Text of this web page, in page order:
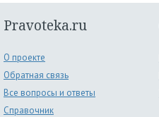
Pravoteka.ru
О проекте
Обратная связь
Все вопросы и ответы
Справочник